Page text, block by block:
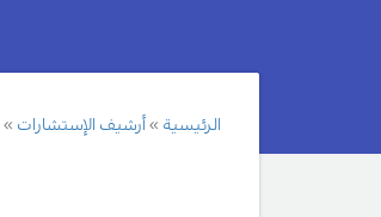
الرئيسية أرشيف الإستشارات